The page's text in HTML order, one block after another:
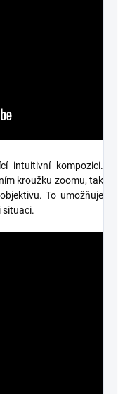
intuitivní kompozici.
kroužku zoomu, tak
To umožňuje
situaci.